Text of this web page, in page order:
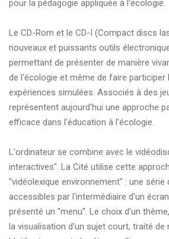
pour la pédagogie appliquée à l'écologie.
Le CD-Rom et le CD-I (Compact discs
nouveaux et puissants outils
permettant de présenter de manière
de l'écologie et même de faire participer
expériences simulées. Associés à des
représentent aujourd'hui une approche
efficace dans l'éducation à l'écologie.
L'ordinateur se combine avec le
interactives". La Cité utilise cette
"vidéolexique environnement" : une série
accessibles par l'intermédiaire d'un
présenté un "menu". Le choix d'un
la visualisation d'un sujet court, traité de